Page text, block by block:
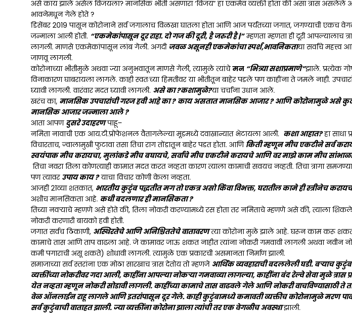
असे काय झाले असेल विजयला? मानसिक भीती असणारा ‘विजय” हा एकमेव व्यक्ती होता की असा त्रास
भावनेमधून गेले होते ?
डिसेंबर 2019 पासून कोरोनाने सर्व जगालाच विळखा घातला होता आणि आज पर्यंतच्या जगात, जगण्याची एकच
जन्माला आली होती. “एकमेकांपासून दूर राहा. दो गज की दूरी, है जरुरी है |”म्हणता म्हणता ही दूरी आपल्यालाच
लागली. माणसे एकमेकांपासून लांब गेली. अगदी जवळ असूनही एकमेकांचा स्पर्श,भावनिकताया सर्वांचे महत्त्व
जाणवू लागली.
कोरोनाच्या भीतीमुळे अथवा ज्या अनुभवातून माणसे गेली, त्यामुळे त्यांचेमन “भित्र्या सशाप्रमाणे”झाले. प्रत्येक
विनाकारण घाबरायला लागले. काही स्वतःच्या हिमतीवर या भीतीतून बाहेर पडले पण काहींना ते जमले नाही.
घ्यावी लागली. वारंवार मदत घ्यावी लागली. असे का ?कशामुळे?या चर्चांना उधान आले.
खरंच का, मानसिक उपचारांची गरज हवी आहे का ? काय असतात मानसिक आजार ? आणि कोरोनामुळे असे
मानसिक आजार जन्माला आले ?
आता आपण दुसरे उदाहरणपाहू–
नमिता नावाची एक आय.टी.प्रोफेशनल वैतागलेल्या मूडमध्ये दवाखान्यात भेटायला आली. कशा आहात?हा साधा
विचारताच, ज्वालामुखी फुटावा तसा तिचा राग तोंडातून बाहेर पडत होता. आणि किती म्हणून मीच एकटीने सर्व
स्वयंपाक मीच करायचा, मुलांकडे मीच बघायचे, सर्वांचे मीच एकटीने करायचे आणि वर माझे काम मीच
तिचा नवरा तिला कोणत्याही कामात मदत करत नव्हता कारण त्याला कामाची सवयच नव्हती. तिचा त्रागा
पण त्यावर उपाय काय ?याचा विचार कोणी केला नव्हता.
आजही 21व्या शतकात, भारतीय कुटुंब पद्धतीत मग तो एकत्र असो किंवा विभक्त, घरातील कामे ही स्त्रीनेच
अशीच मानसिकता आहे. कधी बदलणार ही मानसिकता ?
तिच्या नवऱ्याचे म्हणणे असे होते की, तिला नोकरी करण्यामध्ये रस होता तर नमिताचे म्हणणे असे की, त्याला
नोकरी करणारी बायको हवी होती.
जगात सर्वच ठिकाणी, अस्थिरतेचे आणि अनिश्चिततेचे वातावरणत्या कोरोना मुळे झाले आहे. घरून काम करू
कामाचे तास आणि ताप वाढला आहे. जे कामावर जाऊ शकत नाहीत त्यांना नोकरी गमवावी लागली अथवा नवीन
कमी पगाराची असू शकते) शोधावी लागली. त्यामुळे एक प्रकारची असमानता निर्माण झाली.
समाजाच्या सर्व स्तरांना एक मोठा सारखाच त्रास देतोय तो म्हणजे आर्थिक व्यवहाराची बदललेली घडी. बऱ्याच
व्यक्तींच्या नोकरीवर गदा आली, काहींना आपल्या नोकऱ्या गमवाव्या लागल्या, काहींना बंद रेल्वे सेवा मुळे त्रास
येत नव्हता म्हणून नोकरी सोडावी लागली. काहींच्या कामाचे तास वाढवले गेले आणि नोकरी वाचविण्यासाठी ते
वेळ ऑनलाईन राहू लागले आणि इतरांपासून दूर गेले. काही कुटुंबामध्ये कमावती व्यक्तीच कोरोनामुळे मरण
सर्व कुटुंबाची वाताहत झाली. ज्या व्यक्तींना कोरोना झाला त्यांची तर एक वेगळीच अवस्थाझाली.